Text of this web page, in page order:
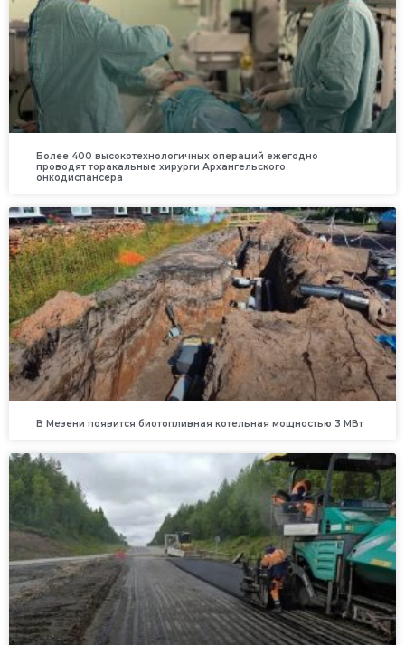
Более 400 высокотехнологичных операций ежегодно
проводят торакальные хирурги Архангельского
онкодиспансера
В Мезени появится биотопливная котельная мощностью 3 МВт